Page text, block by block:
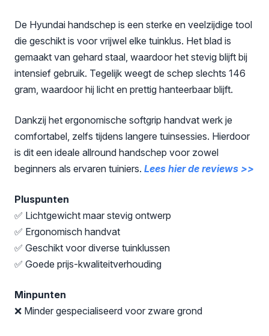
De Hyundai handschep is een sterke en veelzijdige tool
die geschikt is voor vrijwel elke tuinklus. Het blad is
gemaakt van gehard staal, waardoor het stevig blijft bij
intensief gebruik. Tegelijk weegt de schep slechts 146
gram, waardoor hij licht en prettig hanteerbaar blijft.
Dankzij het ergonomische softgrip handvat werk je
comfortabel, zelfs tijdens langere tuinsessies. Hierdoor
is dit een ideale allround handschep voor zowel
beginners als ervaren tuiniers. Lees hier de reviews >>
Pluspunten
✅ Lichtgewicht maar stevig ontwerp
✅ Ergonomisch handvat
✅ Geschikt voor diverse tuinklussen
✅ Goede prijs-kwaliteitverhouding
Minpunten
❌ Minder gespecialiseerd voor zware grond